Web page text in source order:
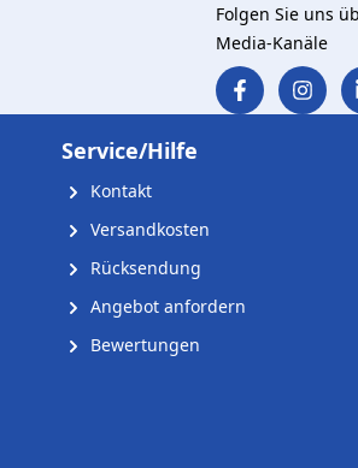
Folgen Sie uns
Media-Kanäle
Service/Hilfe
Kontakt
Versandkosten
Rücksendung
Angebot anfordern
Bewertungen